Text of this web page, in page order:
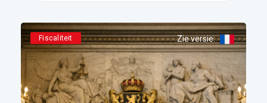
Fiscaliteit Zie versie: